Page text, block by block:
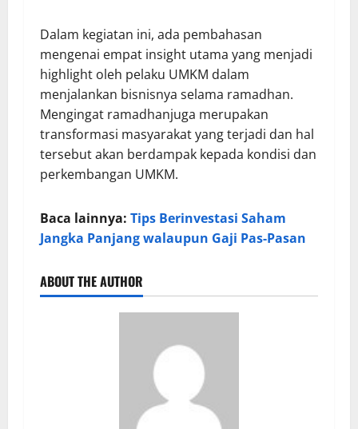
Dalam kegiatan ini, ada pembahasan
mengenai empat insight utama yang menjadi
highlight oleh pelaku UMKM dalam
menjalankan bisnisnya selama ramadhan.
Mengingat ramadhanjuga merupakan
transformasi masyarakat yang terjadi dan hal
tersebut akan berdampak kepada kondisi dan
perkembangan UMKM.
Baca lainnya: Tips Berinvestasi Saham
Jangka Panjang walaupun Gaji Pas-Pasan
ABOUT THE AUTHOR